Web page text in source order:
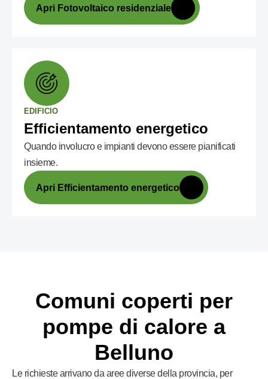
Apri Fotovoltaico residenziale
EDIFICIO
Efficientamento energetico
Quando involucro e impianti devono essere pianificati
insieme.
Apri Efficientamento energetico
Comuni coperti per
pompe di calore a
Belluno
Le richieste arrivano da aree diverse della provincia, per